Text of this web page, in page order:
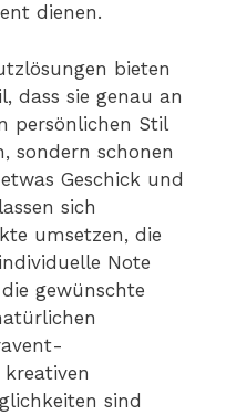
dienen.
bieten
dass sie genau an
persönlichen Stil
sondern schonen
Geschick und
sich
umsetzen, die
Note
gewünschte
sind